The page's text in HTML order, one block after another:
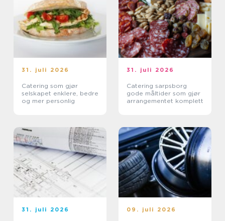
31. juli 2026
Catering som gjør
selskapet enklere, bedre
og mer personlig
31. juli 2026
Catering sarpsborg
gode måltider som gjør
arrangementet komplett
31. juli 2026 09. juli 2026